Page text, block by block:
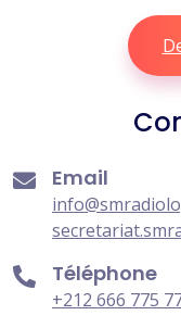
Email
Téléphone
+212 666 775